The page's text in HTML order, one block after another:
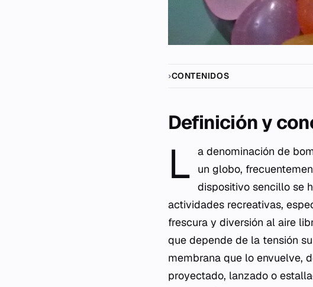
CONTENIDOS
Definición y
L a denominación de
un globo,
dispositivo sencillo se
actividades recreativas,
frescura y diversión al aire
que depende de la tensión
membrana que lo envuelve,
proyectado, lanzado o